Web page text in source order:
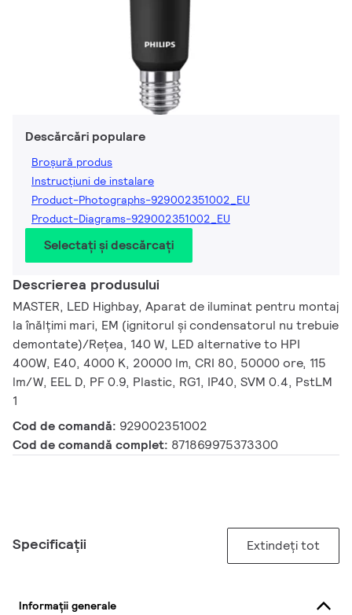
Descărcări populare
Broșură produs
Instrucțiuni de instalare
Product-Photographs-929002351002_EU
Product-Diagrams-929002351002_EU
Selectați și descărcați
Descrierea produsului
MASTER, LED Highbay, Aparat de iluminat pentru montaj
la înălțimi mari, EM (ignitorul și condensatorul nu trebuie
demontate)/Rețea, 140 W, LED alternative to HPI
400W, E40, 4000 K, 20000 lm, CRI 80, 50000 ore, 115
lm/W, EEL D, PF 0.9, Plastic, RG1, IP40, SVM 0.4, PstLM
1
Cod de comandă: 929002351002
Cod de comandă complet: 871869975373300
Specificații Extindeți tot
Informații generale